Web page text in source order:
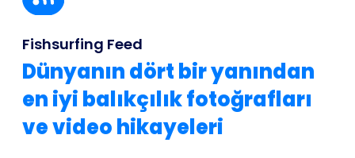
Business
Fishsurfing Feed
Dünyanın dört bir yanından
en iyi balıkçılık fotoğrafları
ve video hikayeleri